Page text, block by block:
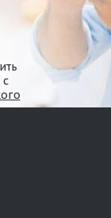
с